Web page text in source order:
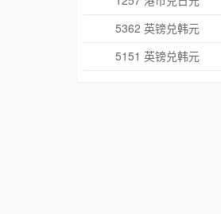
5362 英镑兑韩元
5151 英镑兑韩元